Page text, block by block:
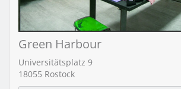
Green Harbour
Universitätsplatz 9
18055 Rostock